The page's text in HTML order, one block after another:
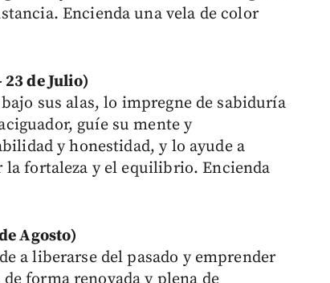
Encienda una vela de color
23 de Julio)
sus alas, lo impregne de sabiduría
guíe su mente y
y honestidad, y lo ayude a
fortaleza y el equilibrio. Encienda
Agosto)
a liberarse del pasado y emprender